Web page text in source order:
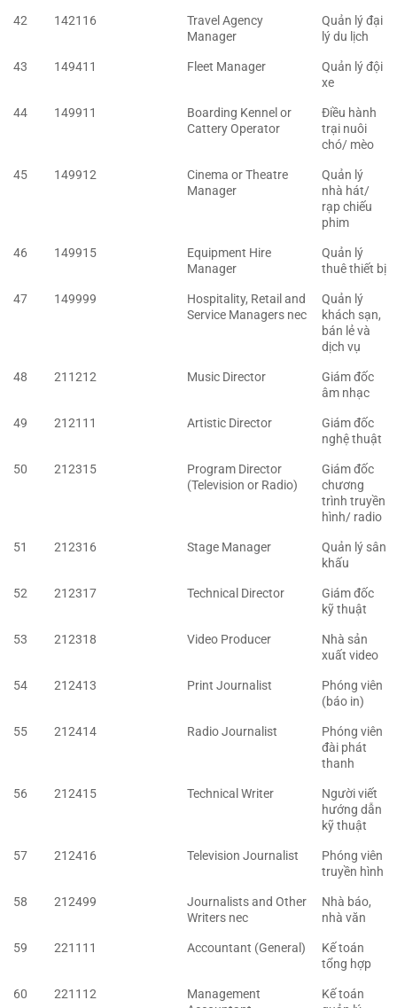
42
142116
Travel Agency
Manager
Quản lý đại
lý du lịch
43
149411 Fleet Manager
Quản lý đội
xe
44
149911
Boarding Kennel or
Cattery Operator
Điều hành
trại nuôi
chó/ mèo
45
149912
Cinema or Theatre
Manager
Quản lý
nhà hát/
rạp chiếu
phim
46
149915
Equipment Hire
Manager
Quản lý
thuê thiết bị
47
149999
Hospitality, Retail and
Service Managers nec
Quản lý
khách sạn,
bán lẻ và
dịch vụ
48
211212 Music Director
Giám đốc
âm nhạc
49
212111 Artistic Director
Giám đốc
nghệ thuật
50
212315
Program Director
(Television or Radio)
Giám đốc
chương
trình truyền
hình/ radio
51
212316 Stage Manager
Quản lý sân
khấu
52
212317 Technical Director
Giám đốc
kỹ thuật
53
212318 Video Producer
Nhà sản
xuất video
54
212413 Print Journalist
Phóng viên
(báo in)
55
212414 Radio Journalist
Phóng viên
đài phát
thanh
56
212415 Technical Writer
Người viết
hướng dẫn
kỹ thuật
57
212416 Television Journalist
Phóng viên
truyền hình
58
212499
Journalists and Other
Writers nec
Nhà báo,
nhà văn
59
221111 Accountant (General)
Kế toán
tổng hợp
60
221112
Management
Kế toán